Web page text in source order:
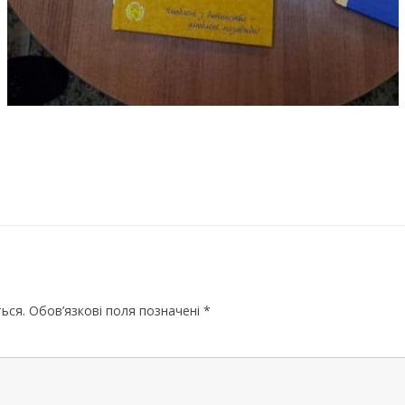
Обов’язкові поля позначені *